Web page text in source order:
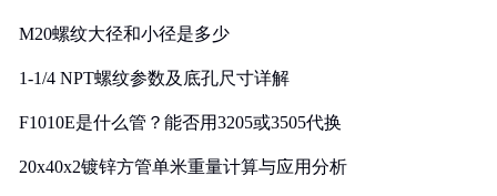
M20螺纹大径和小径是多少
1-1/4 NPT螺纹参数及底孔尺寸详解
F1010E是什么管？能否用3205或3505代换
20x40x2镀锌方管单米重量计算与应用分析